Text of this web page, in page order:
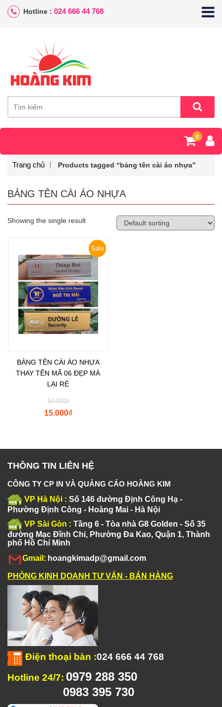
Hotline : 024 666 44 768
0
Trang chủ Products tagged “bảng tên cài áo nhựa”
BẢNG TÊN CÀI ÁO NHỰA
Showing the single result
Sale
BẢNG TÊN CÀI ÁO NHỰA
THAY TÊN MÃ 06 ĐẸP MÀ
LẠI RẺ
₫
50.000
₫
15.000
THÔNG TIN LIÊN HỆ
CÔNG TY CP IN VÀ QUẢNG CÁO HOÀNG KIM
VP Hà Nội : Số 146 đường Định Công Hạ -
Phường Định Công - Hoàng Mai - Hà Nội
VP Sài Gòn : Tầng 6 - Tòa nhà G8 Golden - Số 35
đường Mạc Đĩnh Chi, Phường Đa Kao, Quận 1, Thành
phố Hồ Chí Minh
Gmail: hoangkimadp@gmail.com
PHÒNG KINH DOANH TƯ VẤN - BÁN HÀNG
Điện thoại bàn :024 666 44 768
Hotline 24/7: 0979 288 350
0983 395 730